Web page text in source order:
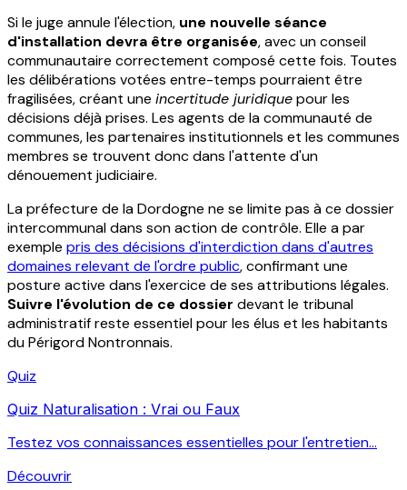
Si le juge annule l'élection, une nouvelle séance
d'installation devra être organisée, avec un conseil
communautaire correctement composé cette fois. Toutes
les délibérations votées entre-temps pourraient être
fragilisées, créant une incertitude juridiquepour les
décisions déjà prises. Les agents de la communauté de
communes, les partenaires institutionnels et les communes
membres se trouvent donc dans l'attente d'un
dénouement judiciaire.
La préfecture de la Dordogne ne se limite pas à ce dossier
intercommunal dans son action de contrôle. Elle a par
exemple pris des décisions d'interdiction dans d'autres
domaines relevant de l'ordre public, confirmant une
posture active dans l'exercice de ses attributions légales.
Suivre l'évolution de ce dossier devant le tribunal
administratif reste essentiel pour les élus et les habitants
du Périgord Nontronnais.
Quiz
Quiz Naturalisation : Vrai ou Faux
Testez vos connaissances essentielles pour l'entretien...
Découvrir